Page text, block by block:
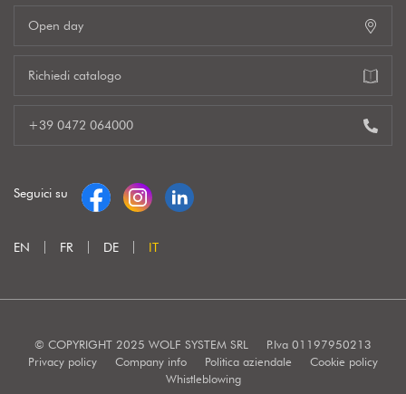
Open day
Richiedi catalogo
+39 0472 064000
Seguici su
EN FR DE IT
© COPYRIGHT 2025 WOLF SYSTEM SRL
P.Iva 01197950213
Privacy policy
Company info Politica aziendale
Cookie policy
Whistleblowing